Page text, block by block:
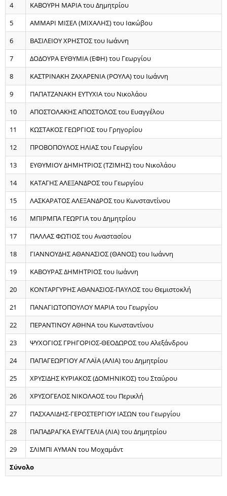
4
ΚΑΒΟΥΡΗ ΜΑΡΙΑ του Δημητρίου
5
ΑΜΜΑΡΙ ΜΙΣΕΛ (ΜΙΧΑΛΗΣ) του Ιακώβου
6
ΒΑΣΙΛΕΙΟΥ ΧΡΗΣΤΟΣ του Ιωάννη
7
ΔΟΔΟΥΡΑ ΕΥΘΥΜΙΑ (ΕΦΗ) του Γεωργίου
8
ΚΑΣΤΡΙΝΑΚΗ ΖΑΧΑΡΕΝΙΑ (ΡΟΥΛΑ) του Ιωάννη
9
ΠΑΠΑΤΖΑΝΑΚΗ ΕΥΤΥΧΙΑ του Νικολάου
10
ΑΠΟΣΤΟΛΑΚΗΣ ΑΠΟΣΤΟΛΟΣ του Ευαγγέλου
11
ΚΩΣΤΑΚΟΣ ΓΕΩΡΓΙΟΣ του Γρηγορίου
12
ΠΡΟΒΟΠΟΥΛΟΣ ΗΛΙΑΣ του Γεωργίου
13
ΕΥΘΥΜΙΟΥ ΔΗΜΗΤΡΙΟΣ (ΤΖΙΜΗΣ) του Νικολάου
14
ΚΑΤΑΓΗΣ ΑΛΕΞΑΝΔΡΟΣ του Γεωργίου
15
ΛΑΣΚΑΡΑΤΟΣ ΑΛΕΞΑΝΔΡΟΣ του Κωνσταντίνου
16
ΜΠΙΡΜΠΑ ΓΕΩΡΓΙΑ του Δημητρίου
17
ΠΑΛΛΑΣ ΦΩΤΙΟΣ του Αναστασίου
18
ΓΙΑΝΝΟΥΔΗΣ ΑΘΑΝΑΣΙΟΣ (ΘΑΝΟΣ) του Ιωάννη
19
ΚΑΒΟΥΡΑΣ ΔΗΜΗΤΡΙΟΣ του Ιωάννη
20
ΚΟΝΤΑΡΓΥΡΗΣ ΑΘΑΝΑΣΙΟΣ-ΠΑΥΛΟΣ του Θεμιστοκλή
21
ΠΑΝΑΓΙΩΤΟΠΟΥΛΟΥ ΜΑΡΙΑ του Γεωργίου
22
ΠΕΡΑΝΤΙΝΟΥ ΑΘΗΝΑ του Κωνσταντίνου
23
ΨΥΧΟΓΙΟΣ ΓΡΗΓΟΡΙΟΣ-ΘΕΟΔΩΡΟΣ του Αλεξάνδρου
24
ΠΑΠΑΓΕΩΡΓΙΟΥ ΑΓΛΑΪΑ (ΑΛΙΑ) του Δημητρίου
25
ΧΡΥΣΙΔΗΣ ΚΥΡΙΑΚΟΣ (ΔΟΜΗΝΙΚΟΣ) του Σταύρου
26
ΧΡΥΣΟΓΕΛΟΣ ΝΙΚΟΛΑΟΣ του Περικλή
27
ΠΑΣΧΑΛΙΔΗΣ-ΓΕΡΟΣΤΕΡΓΙΟΥ ΙΑΣΩΝ του Γεωργίου
28
ΠΑΠΑΔΡΑΓΚΑ ΕΥΑΓΓΕΛΙΑ (ΛΙΑ) του Δημητρίου
29
ΣΛΙΜΠΙ ΑΥΜΑΝ του Μοχαμάντ
Σύνολο